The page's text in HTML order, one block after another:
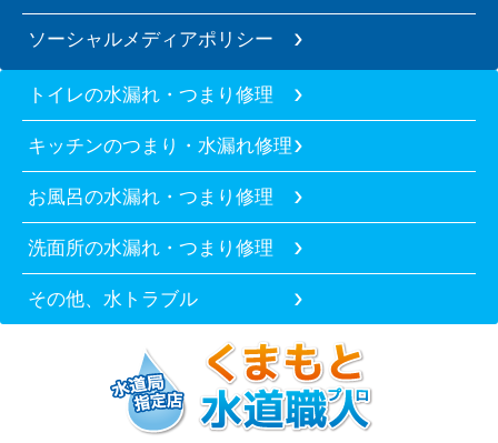
ソーシャルメディアポリシー
トイレの水漏れ・つまり修理
キッチンのつまり・水漏れ修理
お風呂の水漏れ・つまり修理
洗面所の水漏れ・つまり修理
その他、水トラブル